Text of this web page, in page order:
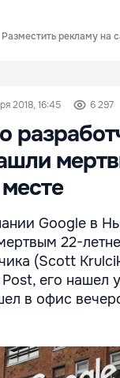
Разместить рекламу на
2018, 16:45 6 297
Google в
22-
(Scott
его нашел
в офис